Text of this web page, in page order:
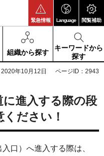
緊急情報 Language 閲覧補助
組織から探す
キーワードから
探す
年10月12日 ページID：2943
に進入する際の段
ださい！
口）へ進入する際は、